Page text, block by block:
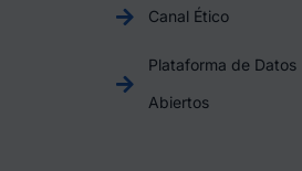
Canal Ético
Plataforma de Datos
Abiertos